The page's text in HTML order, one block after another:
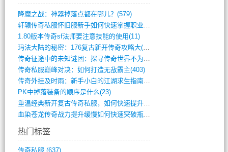
降魔之战：神器掉落点都在哪儿？(579)
轩辕传奇私服怀旧服新手如何快速掌握职业选(993)
1.80版本传奇sf法师要注意技能的使用(11)
玛法大陆的秘密：176复古新开传奇攻略大(486)
传奇征途中的未知谜团：探寻传奇世界不为人(595)
传奇私服巅峰对决：如何打造无敌霸主(403)
传奇外挂及时雨：新手小白的江湖求生指南(802)
PK中掉落装备的顺序是什么(23)
重温经典新开复古传奇私服，如何快速提升等(392)
血染苍龙传奇战力提升缓慢如何快速突破瓶颈(654)
热门标签
传奇私服 (637)